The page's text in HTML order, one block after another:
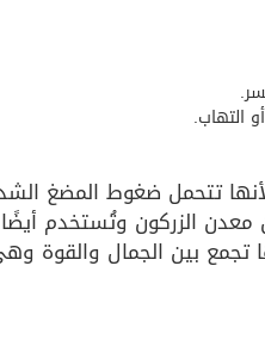
التهاب.
تتحمل ضغوط المضغ
معدن الزركون وتُستخدم
تجمع بين الجمال والقوة